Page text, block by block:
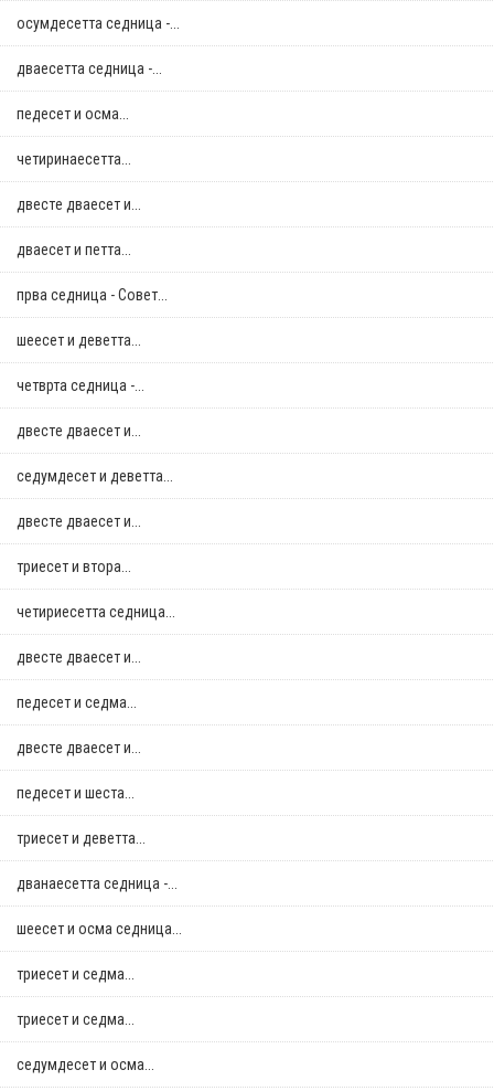
осумдесетта седница -...
дваесетта седница -...
педесет и осма...
четиринаесетта...
двестe дваесет и...
дваесет и петта...
прва седница - Совет...
шеесет и деветта...
четврта седница -...
двестe дваесет и...
седумдесет и деветта...
двестe дваесет и...
триесет и втора...
четириесетта седница...
двестe дваесет и...
педесет и седма...
двестe дваесет и...
педесет и шеста...
триесет и деветта...
дванаесетта седница -...
шеесет и осма седница...
триесет и седма...
триесет и седма...
седумдесет и осма...